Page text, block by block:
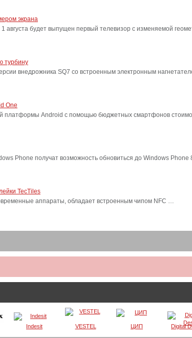
экрана
августа будет выпущен первый телевизор с изменяемой
турбину
внедрожника SQ7 со встроенным электронным
One
платформы Android с помощью бюджетных смартфонов
Phone получат возможность обновиться до Windows
TecTiles
аппараты, обладает встроенным чипом NFC …
Indesit VESTEL ЦИП Digital